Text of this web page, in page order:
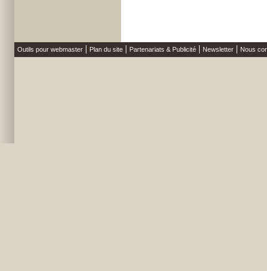
Outils pour webmaster Plan du site Partenariats & Publicité Newsletter Nous